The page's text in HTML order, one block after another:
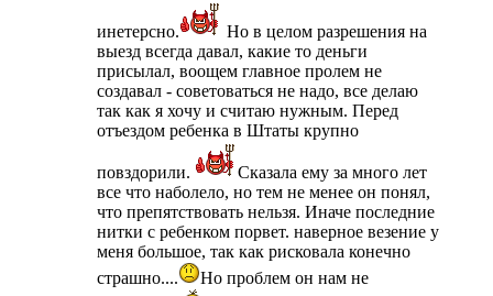
инетерсно.
Но в целом разрешения на
выезд всегда давал, какие то деньги
присылал, воощем главное пролем не
создавал - советоваться не надо, все делаю
так как я хочу и считаю нужным. Перед
отъездом ребенка в Штаты крупно
повздорили.
Сказала ему за много лет
все что наболело, но тем не менее он понял,
что препятствовать нельзя. Иначе последние
нитки с ребенком порвет. наверное везение у
меня большое, так как рисковала конечно
страшно....
Но проблем он нам не